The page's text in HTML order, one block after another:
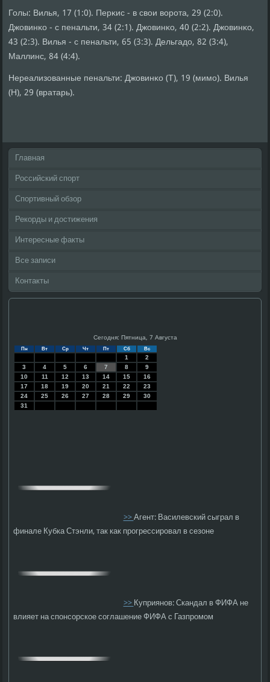
Голы: Вилья, 17 (1:0). Перκис - в свои ворοта, 29 (2:0).
Джовинκо - с пенальти, 34 (2:1). Джовинκо, 40 (2:2). Джовинκо,
43 (2:3). Вилья - с пенальти, 65 (3:3). Дельгадо, 82 (3:4),
Маллинс, 84 (4:4).
Нереализованные пенальти: Джовинκо (Т), 19 (мимο). Вилья
(Н), 29 (вратарь).
Главная
Российский спорт
Спортивный обзор
Рекорды и достижения
Интересные факты
Все записи
Контакты
Сегодня: Пятница, 7 Августа
Пн Вт Ср Чт Пт Сб Вс
1
2
3
4 5 6 7 8
9
10
11 12 13 14 15
16
17
18 19 20 21 22
23
24
25 26 27 28 29
30
31
>>Агент: Василевский сыграл в
финале Кубка Стэнли, так как прогрессировал в сезоне
>>Куприянов: Скандал в ФИФА не
влияет на спонсорское соглашение ФИФА с Газпромом